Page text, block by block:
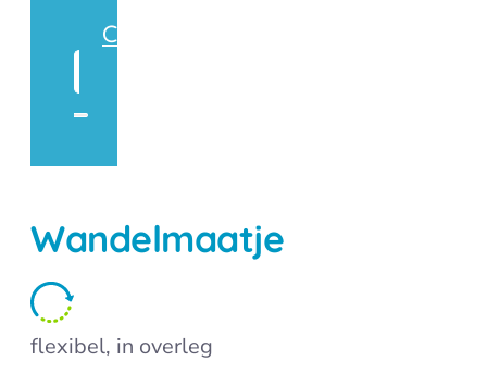
Contact
Zoeken
Wandelmaatje
flexibel, in overleg